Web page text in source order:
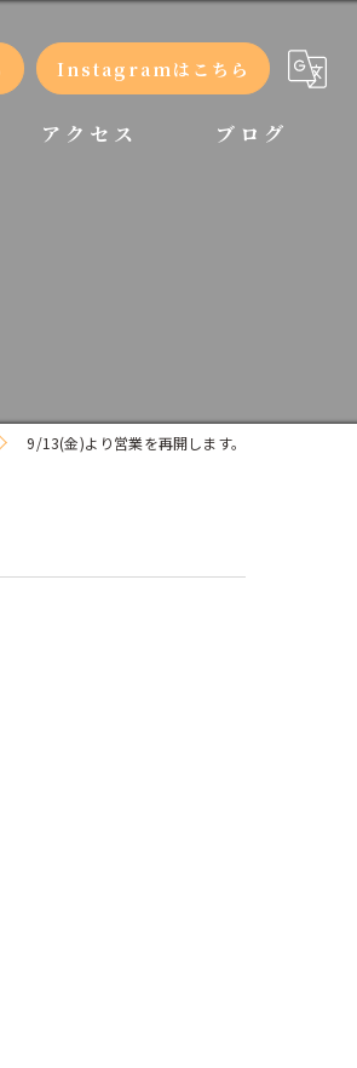
Instagramはこちら
アクセス ブログ
9/13(金)より営業を再開します。